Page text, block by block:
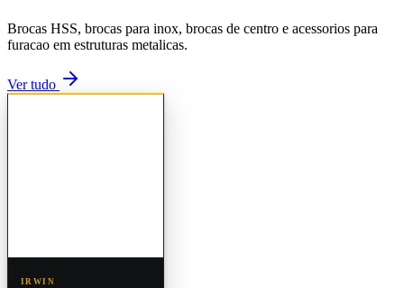
Brocas HSS, brocas para inox, brocas de centro e acessorios para
furacao em estruturas metalicas.
Ver tudo
IRWIN